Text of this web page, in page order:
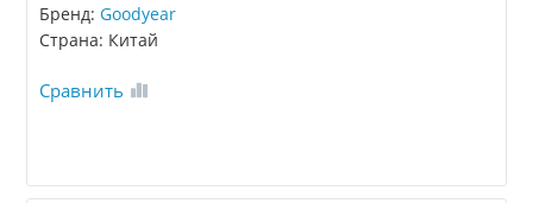
Бренд:Goodyear
Страна: Китай
Сравнить